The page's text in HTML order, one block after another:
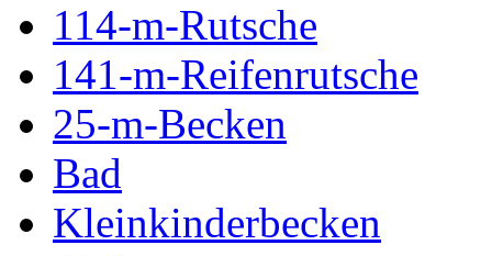
114-m-Rutsche
141-m-Reifenrutsche
25-m-Becken
Bad
Kleinkinderbecken